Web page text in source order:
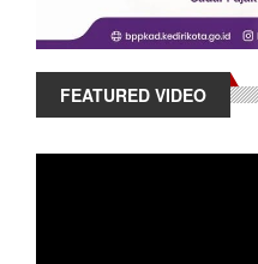
FEATURED VIDEO